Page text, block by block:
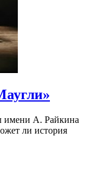
имени А. Райкина
ли история